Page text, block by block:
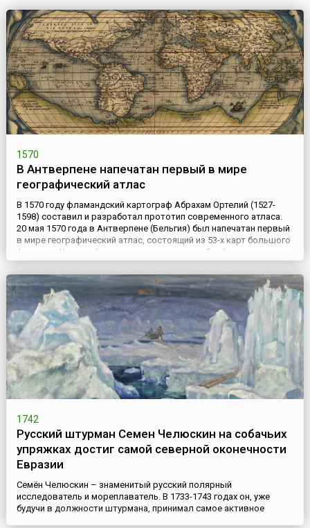
1570
В Антверпене напечатан первый в мире
географический атлас
В 1570 году фламандский картограф Абрахам Ортелий (1527-
1598) составил и разработал прототип современного атласа.
20 мая 1570 года в Антверпене (Бельгия) был напечатан первый
в мире географический атлас, состоящий из 53-х карт большого
формата. К каждой карте прилагался подробный
пояснительный географический текст. Это издание,
называющееся «Тhеаtrum orbis terrarum» (лат. «Зрелище шара
земного...
1742
Русский штурман Семен Челюскин на собачьих
упряжках достиг самой северной оконечности
Евразии
Семён Челюскин – знаменитый русский полярный
исследователь и мореплаватель. В 1733-1743 годах он, уже
будучи в должности штурмана, принимал самое активное